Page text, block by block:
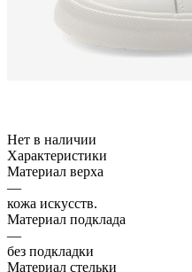
Нет в наличии
Характеристики
Материал верха
—
кожа искусств.
Материал подклада
—
без подкладки
Материал стельки